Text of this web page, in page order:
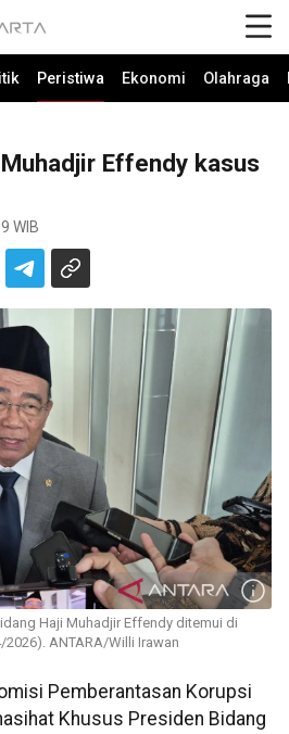
Peristiwa Ekonomi Olahraga
Effendy kasus
WIB
Haji Muhadjir Effendy ditemui di
ANTARA/Willi Irawan
Pemberantasan Korupsi
Khusus Presiden Bidang